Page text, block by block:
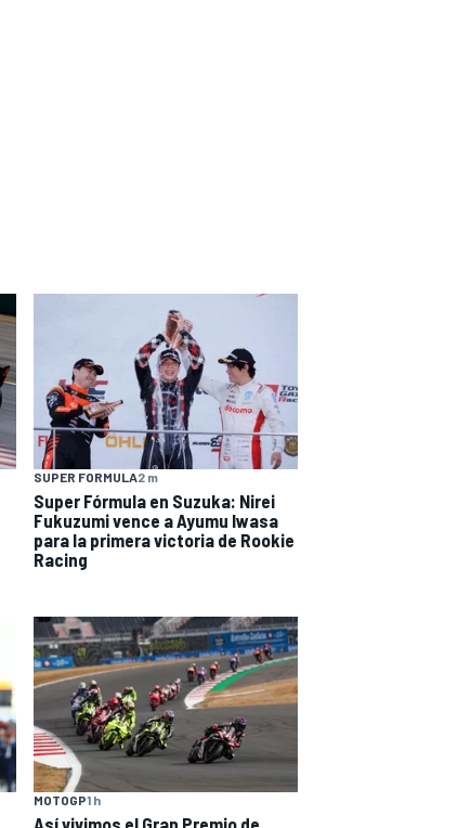
SUPER FORMULA2 m
Super Fórmula en Suzuka: Nirei
Fukuzumi vence a Ayumu Iwasa
para la primera victoria de Rookie
Racing
MOTOGP1 h